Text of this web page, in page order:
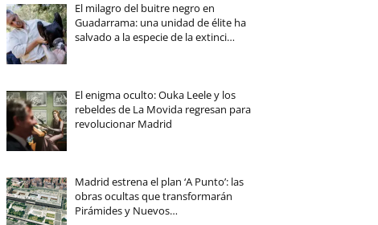
El milagro del buitre negro en
Guadarrama: una unidad de élite ha
salvado a la especie de la extinci…
El enigma oculto: Ouka Leele y los
rebeldes de La Movida regresan para
revolucionar Madrid
Madrid estrena el plan ‘A Punto’: las
obras ocultas que transformarán
Pirámides y Nuevos…